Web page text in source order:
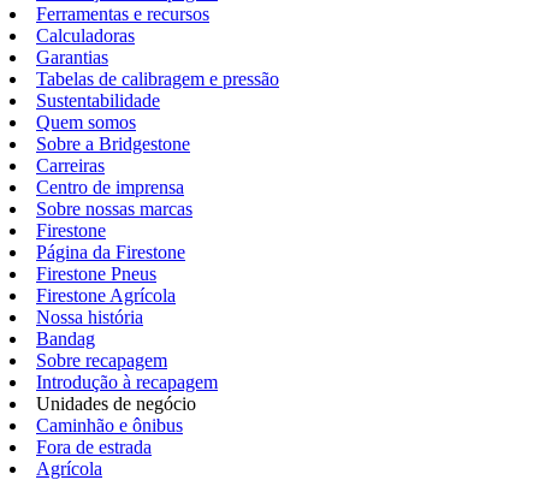
Ferramentas e recursos
Calculadoras
Garantias
Tabelas de calibragem e pressão
Sustentabilidade
Quem somos
Sobre a Bridgestone
Carreiras
Centro de imprensa
Sobre nossas marcas
Firestone
Página da Firestone
Firestone Pneus
Firestone Agrícola
Nossa história
Bandag
Sobre recapagem
Introdução à recapagem
Unidades de negócio
Caminhão e ônibus
Fora de estrada
Agrícola